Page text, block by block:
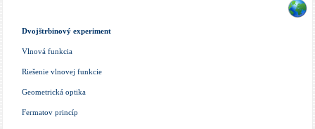
Dvojštrbinový experiment
Vlnová funkcia
Riešenie vlnovej funkcie
Geometrická optika
Fermatov princíp